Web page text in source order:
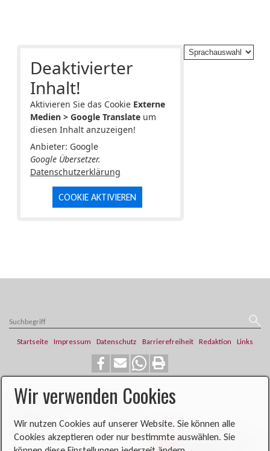
Deaktivierter
Inhalt!
Aktivieren Sie das Cookie Externe
Medien > Google Translateum
diesen Inhalt anzuzeigen!
Anbieter: Google
Google Übersetzer.
Datenschutzerklärung
COOKIE AKTIVIEREN
Startseite Impressum Datenschutz Barrierefreiheit Redaktion Links
​​​​Katholische Pfarrei St. Franziskus
Steinweg 6
46419 Isselburg
Wir verwenden Cookies
Wir nutzen Cookies auf unserer Website. Sie können alle
Cookies akzeptieren oder nur bestimmte auswählen. Sie